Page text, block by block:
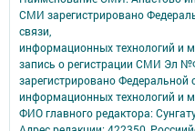
СМИ зарегистрировано
связи,
информационных технологий и
запись о регистрации СМИ Эл
зарегистрировано Федеральной
информационных технологий и
ФИО главного редактора: